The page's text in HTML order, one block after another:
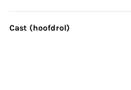
Cast (hoofdrol)